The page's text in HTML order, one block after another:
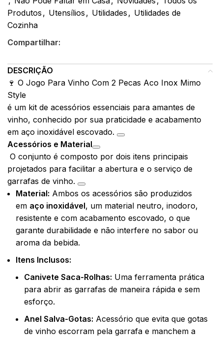
Produtos , Utensílios , Utilidades , Utilidades de
Cozinha
Compartilhar:
DESCRIÇÃO
🍷 O Jogo Para Vinho Com 2 Pecas Aco Inox Mimo
Style
é um kit de acessórios essenciais para amantes de
vinho, conhecido por sua praticidade e acabamento
em aço inoxidável escovado.
Acessórios e Material
O conjunto é composto por dois itens principais
projetados para facilitar a abertura e o serviço de
garrafas de vinho.
Material: Ambos os acessórios são produzidos
em aço inoxidável, um material neutro, inodoro,
resistente e com acabamento escovado, o que
garante durabilidade e não interfere no sabor ou
aroma da bebida.
Itens Inclusos:
Canivete Saca-Rolhas: Uma ferramenta prática
para abrir as garrafas de maneira rápida e sem
esforço.
Anel Salva-Gotas: Acessório que evita que gotas
de vinho escorram pela garrafa e manchem a